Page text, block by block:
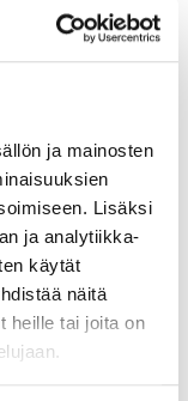
ja mainosten
Lisäksi
ja analytiikka-
käytät
näitä
heille tai joita on
juoma-
että
käyttöä.
tarjota
jonka
kloorinhajua.